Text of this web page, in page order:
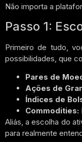
Não importa a
Passo 1:
Primeiro de tudo,
possibilidades, que
Pares de
Ações de
Índices de
Commodities:
Aliás, a escolha do
para realmente